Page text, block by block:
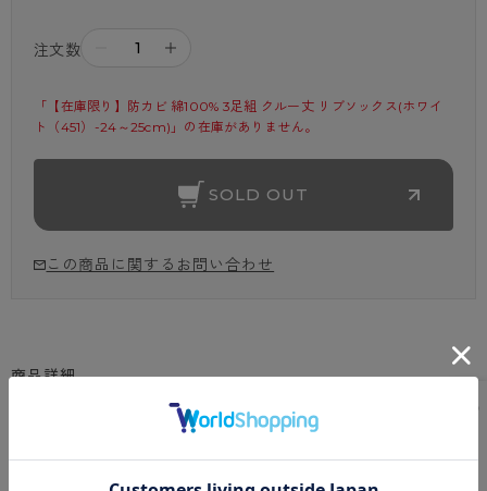
注文数 ＋
「【在庫限り】防カビ 綿100% 3足組 クルー丈 リブソックス(ホワイ
ト（451）-24～25cm)」の在庫がありません。
SOLD OUT
この商品に関するお問い合わせ
商品詳細